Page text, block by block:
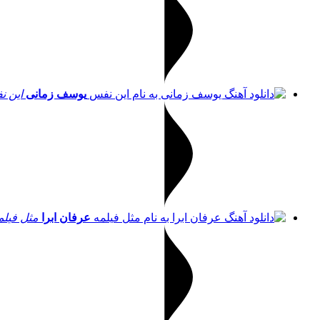
یوسف زمانی این
عرفان ابرا مثل